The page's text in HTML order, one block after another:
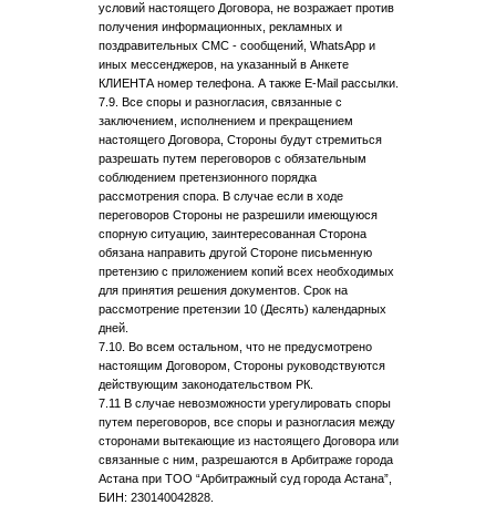
условий настоящего Договора, не возражает против
получения информационных, рекламных и
поздравительных СМС - сообщений, WhatsApp и
иных мессенджеров, на указанный в Анкете
КЛИЕНТА номер телефона. А также E-Mail рассылки.
7.9. Все споры и разногласия, связанные с
заключением, исполнением и прекращением
настоящего Договора, Стороны будут стремиться
разрешать путем переговоров с обязательным
соблюдением претензионного порядка
рассмотрения спора. В случае если в ходе
переговоров Стороны не разрешили имеющуюся
спорную ситуацию, заинтересованная Сторона
обязана направить другой Стороне письменную
претензию с приложением копий всех необходимых
для принятия решения документов. Срок на
рассмотрение претензии 10 (Десять) календарных
дней.
7.10. Во всем остальном, что не предусмотрено
настоящим Договором, Стороны руководствуются
действующим законодательством РК.
7.11 В случае невозможности урегулировать споры
путем переговоров, все споры и разногласия между
сторонами вытекающие из настоящего Договора или
связанные с ним, разрешаются в Арбитраже города
Астана при ТОО “Арбитражный суд города Астана”,
БИН: 230140042828.